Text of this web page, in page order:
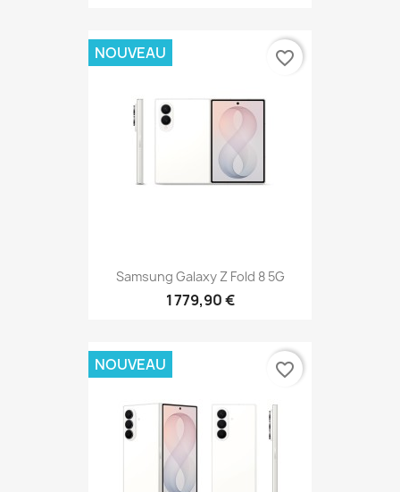
Samsung Galaxy Z Fold 8 5G
1 779,90 €
NOUVEAU favorite_border
NOUVEAU favorite_border